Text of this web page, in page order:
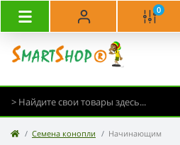
0
Семена конопли Начинающим